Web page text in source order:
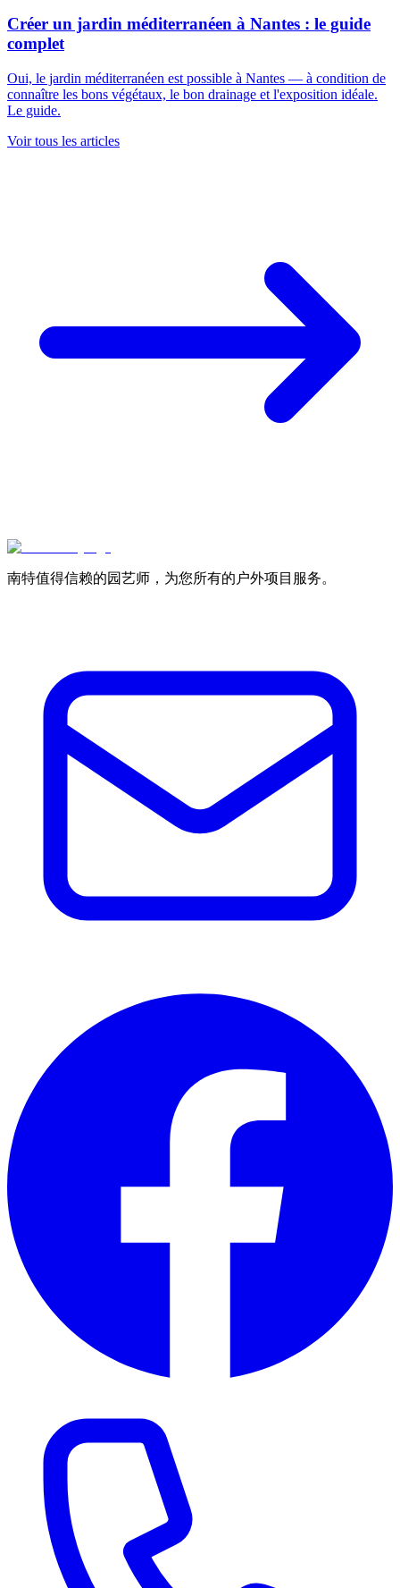
Créer un jardin méditerranéen à Nantes : le guide
complet
Oui, le jardin méditerranéen est possible à Nantes — à condition de
connaître les bons végétaux, le bon drainage et l'exposition idéale.
Le guide.
Voir tous les articles
南特值得信赖的园艺师，为您所有的户外项目服务。